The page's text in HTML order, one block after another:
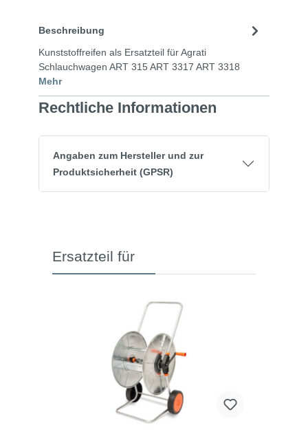
Beschreibung
Kunststoffreifen als Ersatzteil für Agrati
Schlauchwagen ART 315 ART 3317 ART 3318
Mehr
Rechtliche Informationen
Angaben zum Hersteller und zur
Produktsicherheit (GPSR)
Ersatzteil für